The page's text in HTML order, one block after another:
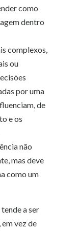
como
dentro
complexos,
ou
por uma
de
e os
não
mas deve
como um
a ser
vez de